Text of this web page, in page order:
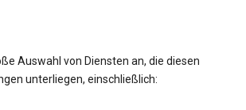
Auswahl von Diensten an, die diesen
unterliegen, einschließlich: